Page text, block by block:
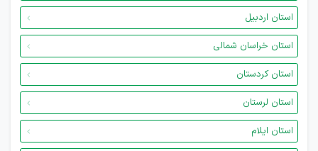
استان اردبیل
استان خراسان شمالی
استان کردستان
استان لرستان
استان ایلام